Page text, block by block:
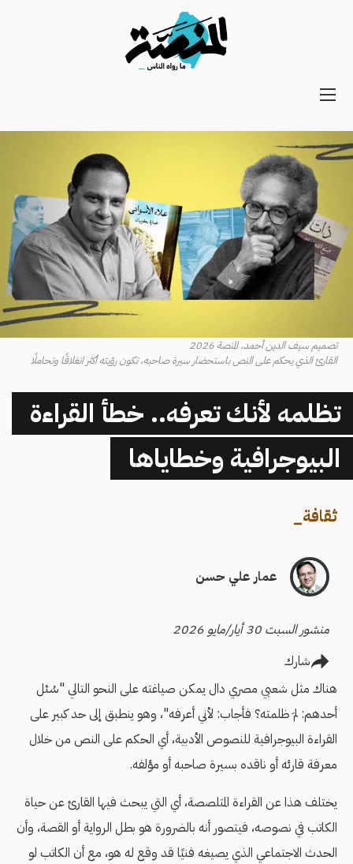
Main
Secondary
Navigation
تصميم سيف الدين أحمد، المنصة 2026
القارئ الذي يحكم على النص باستحضار سيرة صاحبه، تكون رؤيته أكثر انغلاقًا وتحاملًا
تظلمه لأنك تعرفه.. خطأ القراءة
البيوجرافية وخطاياها
ثقافة_
عمار علي حسن
منشور السبت 30 أيار/مايو 2026
شارك
هناك مثل شعبي مصري دال يمكن صياغته على النحو التالي "سُئل
أحدهم: لمَ ظلمته؟ فأجاب: لأني أعرفه"، وهو ينطبق إلى حد كبير على
القراءة البيوجرافية للنصوص الأدبية، أي الحكم على النص من خلال
معرفة قارئه أو ناقده بسيرة صاحبه أو مؤلفه.
يختلف هذا عن القراءة المتلصصة، أي التي يبحث فيها القارئ عن حياة
الكاتب في نصوصه، فيتصور أنه بالضرورة هو بطل الرواية أو القصة، وأن
الحدث الاجتماعي الذي يصيغه فنيًا قد وقع له هو، مع أن الكاتب لو